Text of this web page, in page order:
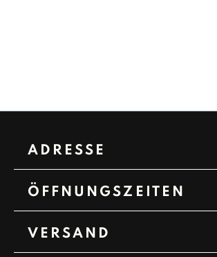
ADRESSE
ÖFFNUNGSZEITEN
VERSAND